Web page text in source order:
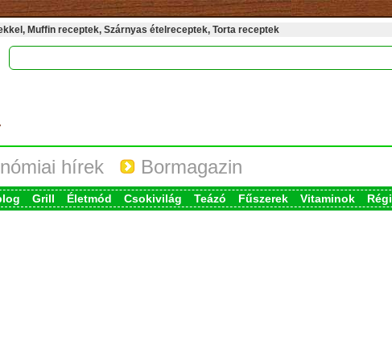
Muffin receptek, Szárnyas ételreceptek, Torta receptek
hírek Bormagazin
Grill Életmód Csokivilág Teázó Fűszerek Vitaminok